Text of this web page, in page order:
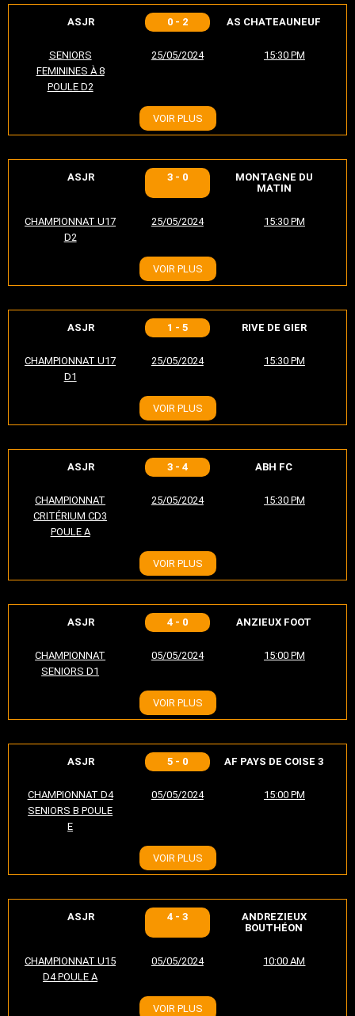
ASJR 0 - 2 AS CHATEAUNEUF
SENIORS
FEMININES À 8
POULE D2
25/05/2024 15:30 PM
VOIR PLUS
ASJR 3 - 0
MONTAGNE DU
MATIN
CHAMPIONNAT U17
D2
25/05/2024 15:30 PM
VOIR PLUS
ASJR 1 - 5 RIVE DE GIER
CHAMPIONNAT U17
D1
25/05/2024 15:30 PM
VOIR PLUS
ASJR 3 - 4 ABH FC
CHAMPIONNAT
CRITÉRIUM CD3
POULE A
25/05/2024 15:30 PM
VOIR PLUS
ASJR 4 - 0 ANZIEUX FOOT
CHAMPIONNAT
SENIORS D1
05/05/2024 15:00 PM
VOIR PLUS
ASJR 5 - 0 AF PAYS DE COISE 3
CHAMPIONNAT D4
SENIORS B POULE
E
05/05/2024 15:00 PM
VOIR PLUS
ASJR 4 - 3
ANDREZIEUX
BOUTHÉON
CHAMPIONNAT U15
D4 POULE A
05/05/2024 10:00 AM
VOIR PLUS